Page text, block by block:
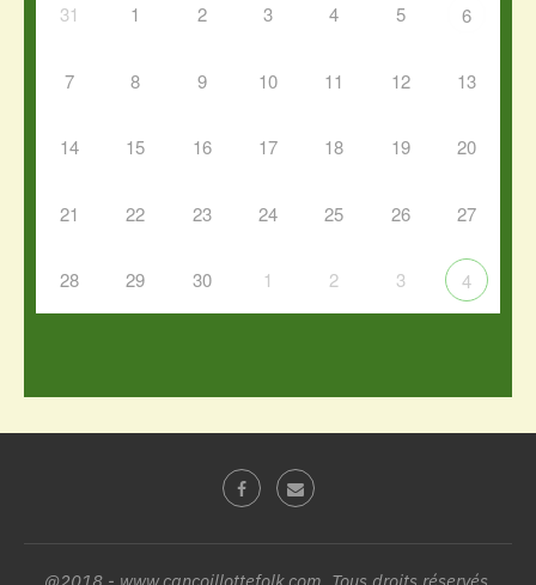
31 1 2 3 4 5 6
7 8 9 10 11 12 13
14 15 16 17 18 19 20
21 22 23 24 25 26 27
28 29 30 1 2 3 4
@2018 - www.cancoillottefolk.com. Tous droits réservés.